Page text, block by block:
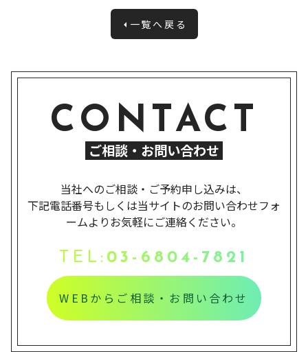
一覧へ戻る
CONTACT
ご相談・お問い合わせ
当社へのご相談・ご予約申し込みは、
下記電話番号もしくは当サイトのお問い合わせフォ
ームよりお気軽にご連絡ください。
TEL: 03-6804-7821
WEBからご相談・お問い合わせ